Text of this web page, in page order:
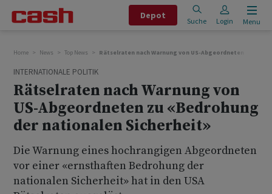
Depot
Suche Login Menu
Home News Top News Rätselraten nach Warnung von US-Abgeordneten zu
INTERNATIONALE POLITIK
Rätselraten nach Warnung von
US-Abgeordneten zu «Bedrohung
der nationalen Sicherheit»
Die Warnung eines hochrangigen Abgeordneten
vor einer «ernsthaften Bedrohung der
nationalen Sicherheit» hat in den USA